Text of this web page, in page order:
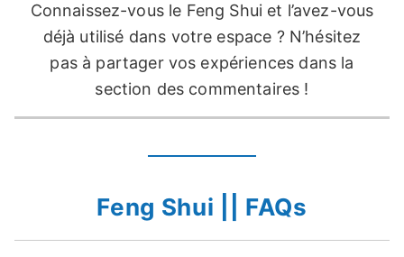
Connaissez-vous le Feng Shui et l’avez-vous
déjà utilisé dans votre espace ? N’hésitez
pas à partager vos expériences dans la
section des commentaires !
Feng Shui || FAQs